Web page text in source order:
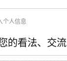
个人信息
的看法、交